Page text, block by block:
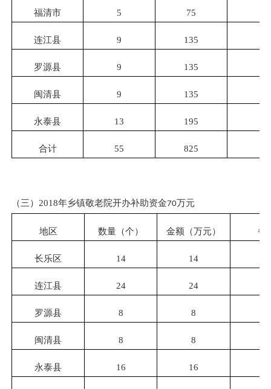
福清市 5 75
连江县 9 135
罗源县 9 135
闽清县 9 135
永泰县 13 195
合计 55 825
（三） 2018年乡镇敬老院开办补助资金70万元
地区 数量（个） 金额（万元） 备
长乐区 14 14
连江县 24 24
罗源县 8 8
闽清县 8 8
永泰县 16 16